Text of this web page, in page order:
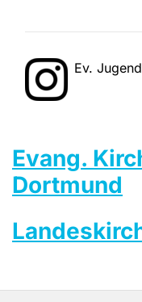
Ev.
Evang.
Dortmund